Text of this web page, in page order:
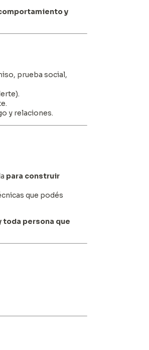
y
prueba social,
y relaciones.
para construir
que podés
persona que